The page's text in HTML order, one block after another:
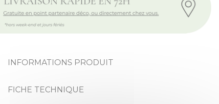
INFORMATIONS PRODUIT
FICHE TECHNIQUE